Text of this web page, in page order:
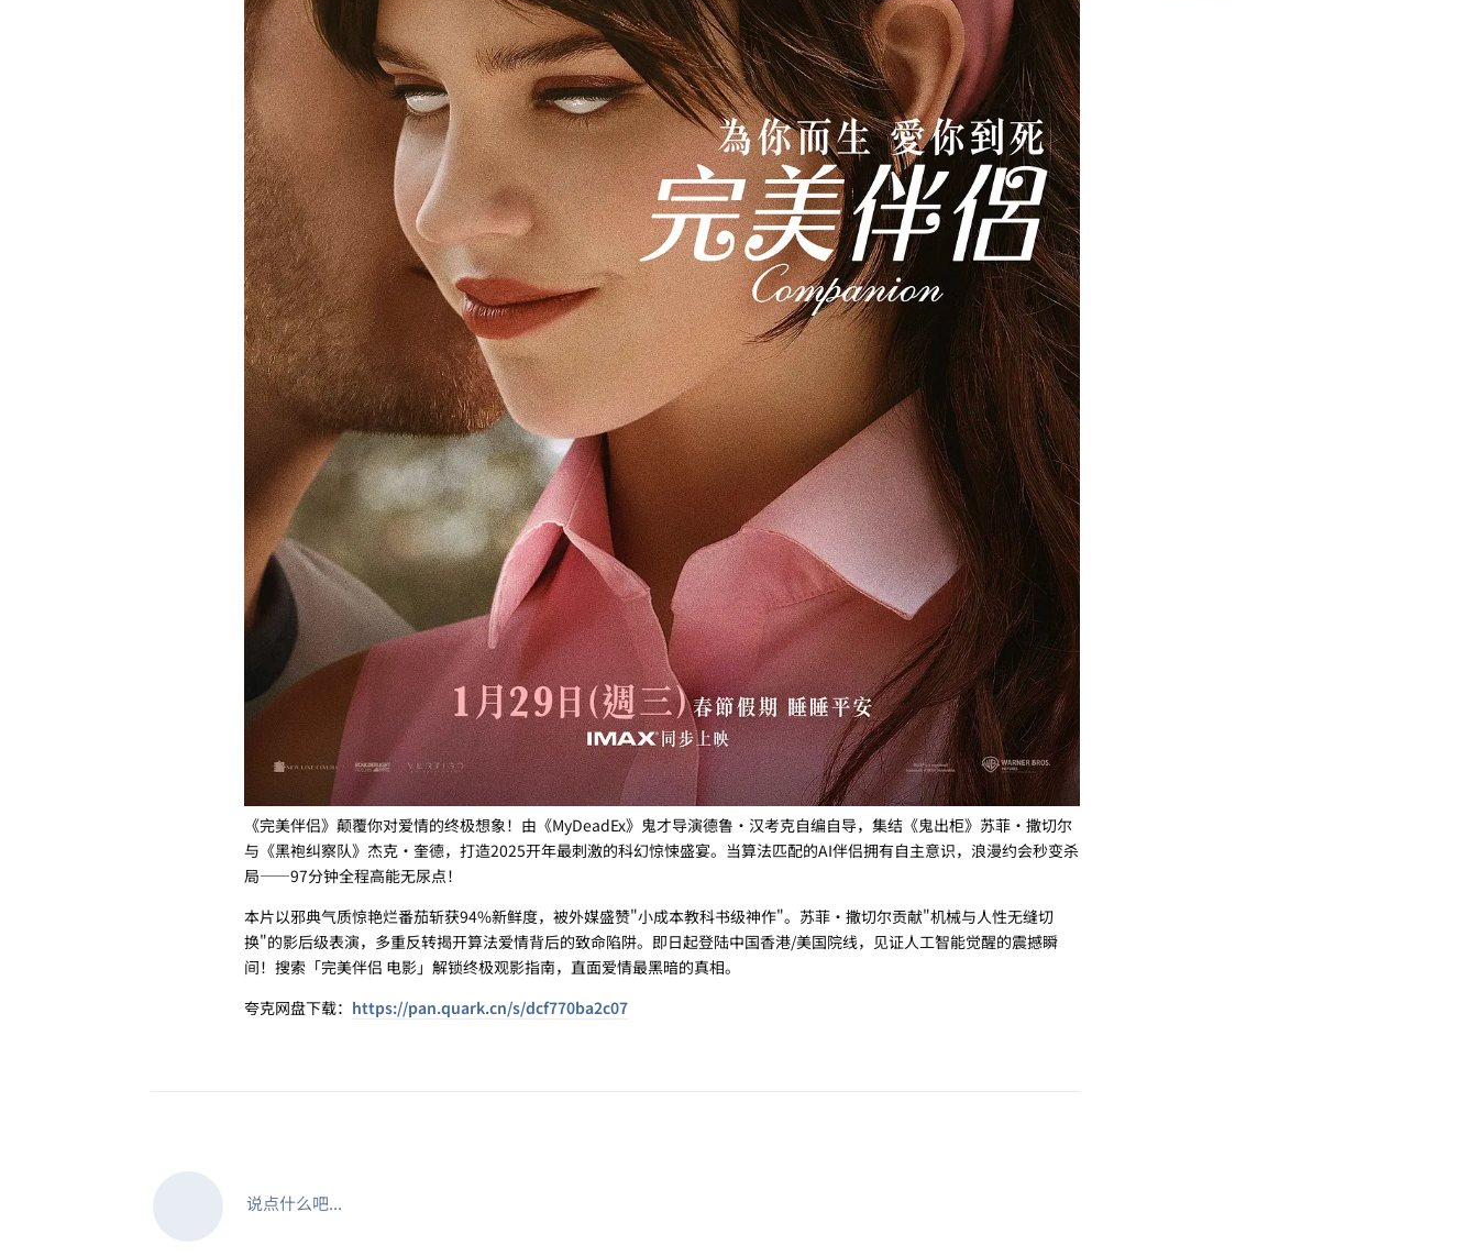
《完美伴侣》颠覆你对爱情的终极想象！由《MyDeadEx》鬼才导演德鲁·汉考克自编自导，集结《鬼出柜》苏菲·撒切尔
与《黑袍纠察队》杰克·奎德，打造2025开年最刺激的科幻惊悚盛宴。当算法匹配的AI伴侣拥有自主意识，浪漫约会秒变杀
局——97分钟全程高能无尿点！
本片以邪典气质惊艳烂番茄斩获94%新鲜度，被外媒盛赞"小成本教科书级神作"。苏菲·撒切尔贡献"机械与人性无缝切
换"的影后级表演，多重反转揭开算法爱情背后的致命陷阱。即日起登陆中国香港/美国院线，见证人工智能觉醒的震撼瞬
间！搜索「完美伴侣 电影」解锁终极观影指南，直面爱情最黑暗的真相。
夸克网盘下载： https://pan.quark.cn/s/dcf770ba2c07
说点什么吧...